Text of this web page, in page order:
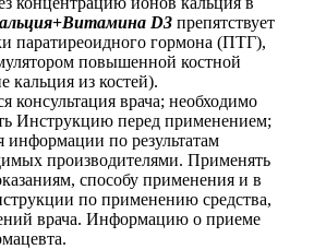
+Витамина D3 препятствует
паратиреоидного гормона (ПТГ),
повышенной костной
кальция из костей).
консультация врача; необходимо
Инструкцию перед применением;
по результатам
производителями. Применять
способу применения и в
по применению средства,
врача. Информацию о приеме